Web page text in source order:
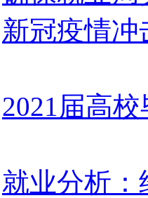
新冠疫情
2021届高
就业分析